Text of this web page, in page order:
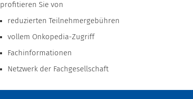
profitieren Sie von
reduzierten Teilnehmergebühren
vollem Onkopedia-Zugriff
Fachinformationen
Netzwerk der Fachgesellschaft